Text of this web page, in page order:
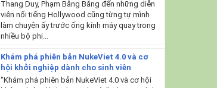
Thang Duy, Phạm Băng Băng đến những diễn
viên nổi tiếng Hollywood cũng từng tự mình
làm chuyện ấy trước ống kính máy quay trong
nhiều bộ phi...
Khám phá phiên bản NukeViet 4.0 và cơ
hội khởi nghiệp dành cho sinh viên
"Khám phá phiên bản NukeViet 4.0 và cơ hội